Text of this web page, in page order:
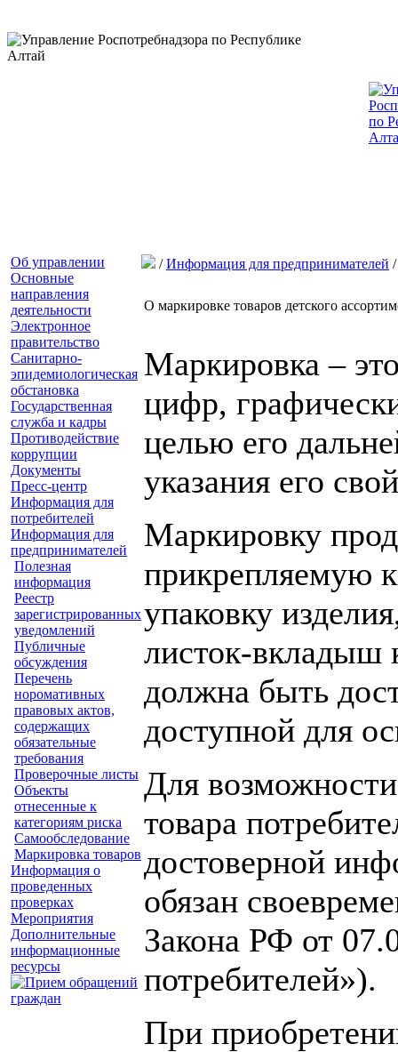
Об управлении
Основные
направления
деятельности
Электронное
правительство
Санитарно-
эпидемиологическая
обстановка
Государственная
служба и кадры
Противодействие
коррупции
Документы
Пресс-центр
Информация для
потребителей
Информация для
предпринимателей
Полезная
информация
Реестр
зарегистрированных
уведомлений
Публичные
обсуждения
Перечень
норомативных
правовых актов,
содержащих
обязательные
требования
Проверочные листы
Объекты
отнесенные к
категориям риска
Самообследование
Маркировка товаров
Информация о
проведенных
проверках
Мероприятия
Дополнительные
информационные
ресурсы
/Информация для предпринимателей
О маркировке товаров детского
Маркировка –
цифр,
целью его
указания его
Маркировку
прикрепляемую
упаковку
листок-вкладыш
должна быть
доступной для
Для
товара
достоверной
обязан
Закона РФ от
потребителей»).
При